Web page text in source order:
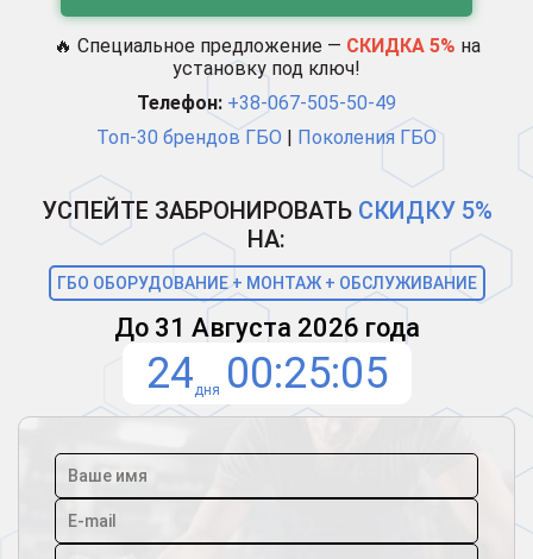
🔥 Специальное предложение — СКИДКА 5% на
установку под ключ!
Телефон: +38-067-505-50-49
Топ-30 брендов ГБО | Поколения ГБО
УСПЕЙТЕ ЗАБРОНИРОВАТЬ СКИДКУ 5%
НА:
ГБО ОБОРУДОВАНИЕ + МОНТАЖ + ОБСЛУЖИВАНИЕ
До 31 Августа 2026 года
24дня 00 25 04